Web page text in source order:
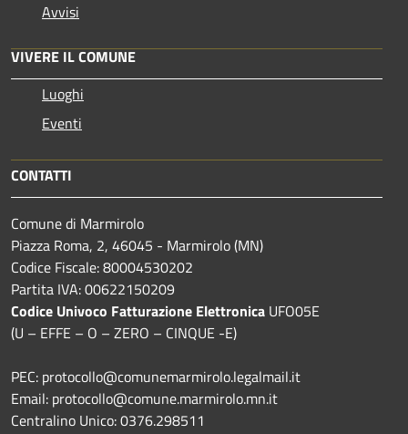
Avvisi
VIVERE IL COMUNE
Luoghi
Eventi
CONTATTI
Comune di Marmirolo
Piazza Roma, 2, 46045 - Marmirolo (MN)
Codice Fiscale: 80004530202
Partita IVA: 00622150209
Codice Univoco Fatturazione Elettronica UFO05E
(U – EFFE – O – ZERO – CINQUE -E)
PEC: protocollo@comunemarmirolo.legalmail.it
Email: protocollo@comune.marmirolo.mn.it
Centralino Unico: 0376.298511